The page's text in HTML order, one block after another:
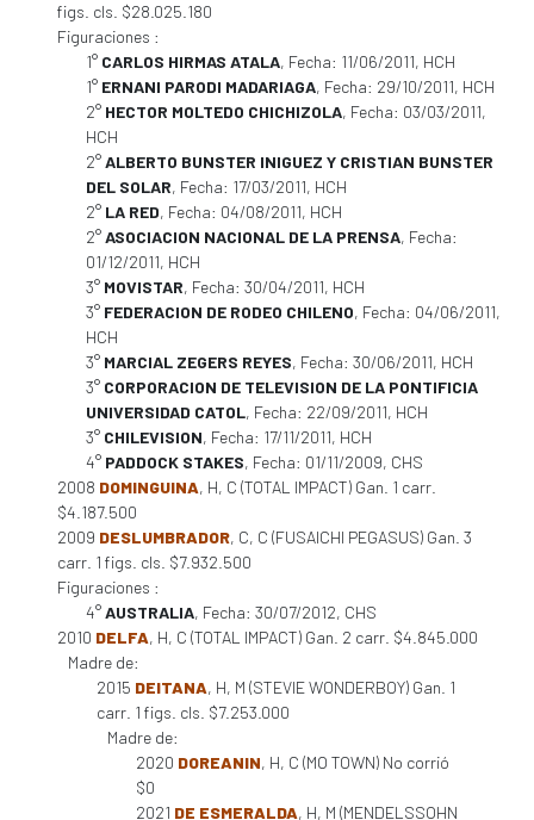
figs. cls. $28.025.180
Figuraciones :
1° CARLOS HIRMAS ATALA, Fecha: 11/06/2011, HCH
1° ERNANI PARODI MADARIAGA, Fecha: 29/10/2011, HCH
2° HECTOR MOLTEDO CHICHIZOLA, Fecha: 03/03/2011,
HCH
2°ALBERTO BUNSTER INIGUEZ Y CRISTIAN BUNSTER
DEL SOLAR, Fecha: 17/03/2011, HCH
2° LA RED, Fecha: 04/08/2011, HCH
2°ASOCIACION NACIONAL DE LA PRENSA, Fecha:
01/12/2011, HCH
3° MOVISTAR, Fecha: 30/04/2011, HCH
3° FEDERACION DE RODEO CHILENO, Fecha: 04/06/2011,
HCH
3° MARCIAL ZEGERS REYES, Fecha: 30/06/2011, HCH
3° CORPORACION DE TELEVISION DE LA PONTIFICIA
UNIVERSIDAD CATOL, Fecha: 22/09/2011, HCH
3° CHILEVISION, Fecha: 17/11/2011, HCH
4° PADDOCK STAKES, Fecha: 01/11/2009, CHS
2008 DOMINGUINA, H, C (TOTAL IMPACT) Gan. 1 carr.
$4.187.500
2009 DESLUMBRADOR, C, C (FUSAICHI PEGASUS) Gan. 3
carr. 1 figs. cls. $7.932.500
Figuraciones :
4°AUSTRALIA, Fecha: 30/07/2012, CHS
2010 DELFA, H, C (TOTAL IMPACT) Gan. 2 carr. $4.845.000
Madre de:
2015 DEITANA, H, M (STEVIE WONDERBOY) Gan. 1
carr. 1 figs. cls. $7.253.000
Madre de:
2020 DOREANIN, H, C (MO TOWN) No corrió
$0
2021 DE ESMERALDA, H, M (MENDELSSOHN